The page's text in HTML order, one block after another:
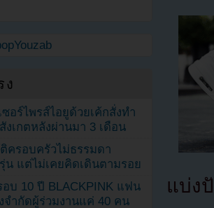
แบ่ง
ง
อร์ไพรส์ไอยูด้วยเค้กสั่งทำ
งเกตหลังผ่านมา 3 เดือน
ครอบครัวไม่ธรรมดา
น แต่ไม่เคยคิดเดินตามรอย
บ 10 ปี BLACKPINK แฟน
ำกัดผู้ร่วมงานแค่ 40 คน